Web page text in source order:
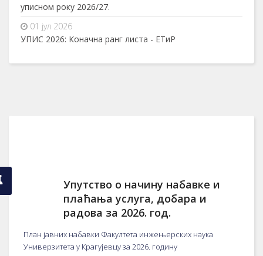
уписном року 2026/27.
01 јул 2026
УПИС 2026: Коначна ранг листа - ЕТиР
Упутство о начину набавке и
плаћања услуга, добара и
радова за 2026. год.
План јавних набавки Факултета инжењерских наука
Универзитета у Крагујевцу за 2026. годину